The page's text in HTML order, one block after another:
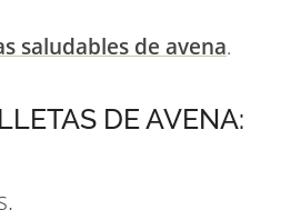
saludables de avena.
DE AVENA: